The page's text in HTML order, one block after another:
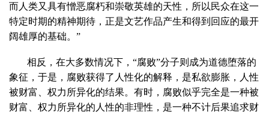
而人类又具有憎恶腐朽和崇敬英雄的天性，所以民众在这一
特定时期的精神期待，正是文艺作品产生和得到回应的最开
阔雄厚的基础。”
相反，在大多数情况下，“腐败”分子则成为道德堕落的
象征，于是，腐败获得了人性化的解释，是私欲膨胀，人性
被财富、权力所异化的结果。有时，腐败似乎完全是一种被
财富、权力所异化的人性的非理性，是一种不计后果追求财